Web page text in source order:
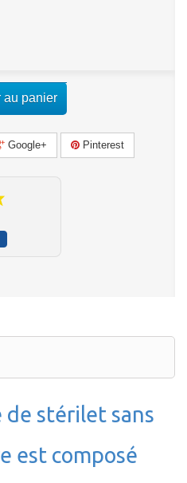
au panier
Google+ Pinterest
de stérilet sans
est composé